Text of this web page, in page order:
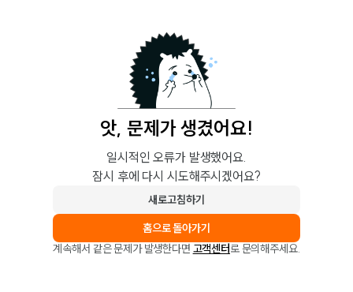
앗, 문제가 생겼어요!
일시적인 오류가 발생했어요.
잠시 후에 다시 시도해주시겠어요?
새로고침하기
홈으로 돌아가기
계속해서 같은 문제가 발생한다면 고객센터로 문의해주세요.